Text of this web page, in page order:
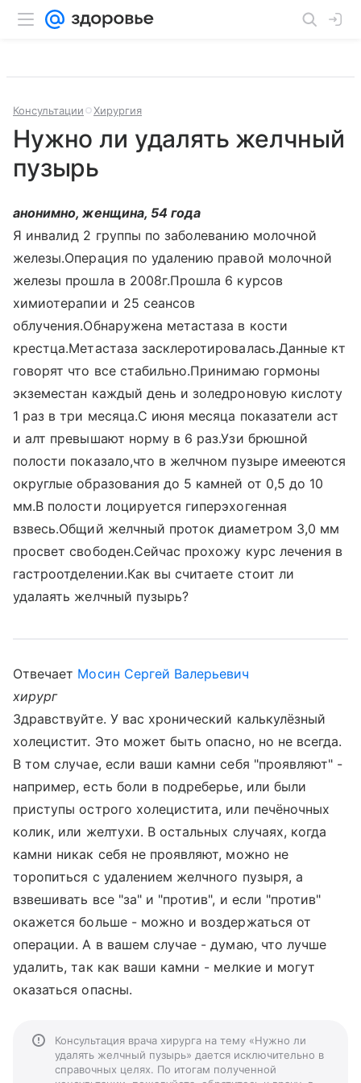
Консультации Хирургия
Нужно ли удалять желчный
пузырь
анонимно, женщина, 54 года
Я инвалид 2 группы по заболеванию молочной
железы.Операция по удалению правой молочной
железы прошла в 2008г.Прошла 6 курсов
химиотерапии и 25 сеансов
облучения.Обнаружена метастаза в кости
крестца.Метастаза засклеротировалась.Данные кт
говорят что все стабильно.Принимаю гормоны
экземестан каждый день и золедроновую кислоту
1 раз в три месяца.С июня месяца показатели аст
и алт превышают норму в 6 раз.Узи брюшной
полости показало,что в желчном пузыре имееются
округлые образования до 5 камней от 0,5 до 10
мм.В полости лоцируется гиперэхогенная
взвесь.Общий желчный проток диаметром 3,0 мм
просвет свободен.Сейчас прохожу курс лечения в
гастроотделении.Как вы считаете стоит ли
удалаять желчный пузырь?
Отвечает Мосин Сергей Валерьевич
хирург
Здравствуйте. У вас хронический калькулёзный
холецистит. Это может быть опасно, но не всегда.
В том случае, если ваши камни себя "проявляют" -
например, есть боли в подреберье, или были
приступы острого холецистита, или печёночных
колик, или желтухи. В остальных случаях, когда
камни никак себя не проявляют, можно не
торопиться с удалением желчного пузыря, а
взвешивать все "за" и "против", и если "против"
окажется больше - можно и воздержаться от
операции. А в вашем случае - думаю, что лучше
удалить, так как ваши камни - мелкие и могут
оказаться опасны.
Консультация врача хирурга на тему «Нужно ли
удалять желчный пузырь» дается исключительно в
справочных целях. По итогам полученной